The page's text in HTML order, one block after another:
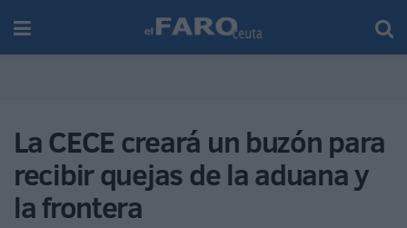
La CECE creará un buzón para
recibir quejas de la aduana y
la frontera